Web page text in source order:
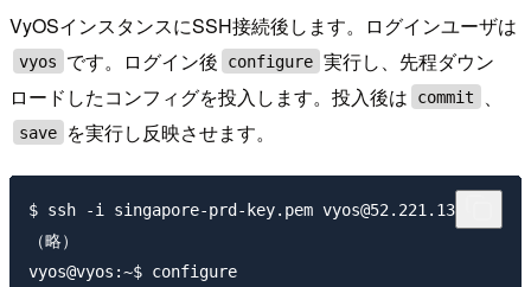
VyOSインスタンスにSSH接続後します。ログインユーザは
vyos です。ログイン後 configure 実行し、先程ダウン
ロードしたコンフィグを投入します。投入後は
commit 、
save を実行し反映させます。
$ ssh -i singapore-prd-key.pem vyos@52.221.138.14
（略）
vyos@vyos:~$ configure